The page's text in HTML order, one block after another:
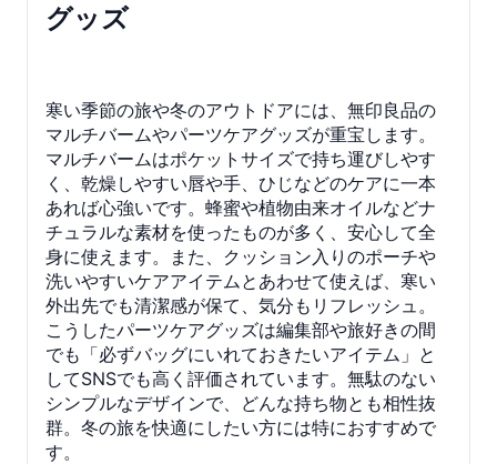
グッズ
寒い季節の旅や冬のアウトドアには、無印良品の
マルチバームやパーツケアグッズが重宝します。
マルチバームはポケットサイズで持ち運びしやす
く、乾燥しやすい唇や手、ひじなどのケアに一本
あれば心強いです。蜂蜜や植物由来オイルなどナ
チュラルな素材を使ったものが多く、安心して全
身に使えます。また、クッション入りのポーチや
洗いやすいケアアイテムとあわせて使えば、寒い
外出先でも清潔感が保て、気分もリフレッシュ。
こうしたパーツケアグッズは編集部や旅好きの間
でも「必ずバッグにいれておきたいアイテム」と
してSNSでも高く評価されています。無駄のない
シンプルなデザインで、どんな持ち物とも相性抜
群。冬の旅を快適にしたい方には特におすすめで
す。